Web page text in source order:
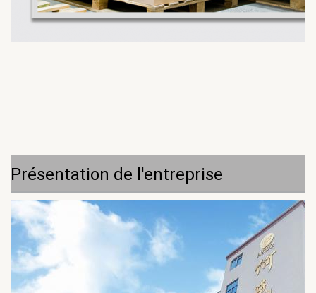
Présentation de l'entreprise